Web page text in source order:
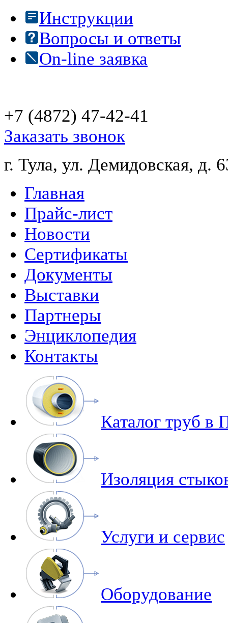
Инструкции
Вопросы и ответы
On-line заявка
+7 (4872) 47-42-41
Заказать звонок
г. Тула, ул. Демидовская, д.
Главная
Прайс-лист
Новости
Сертификаты
Документы
Выставки
Партнеры
Энциклопедия
Контакты
Каталог труб в
Изоляция
Услуги и сервис
Оборудование